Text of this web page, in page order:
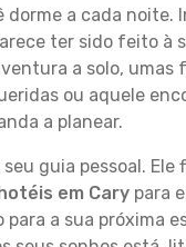
dorme a cada noite.
ter sido feito à
a solo, umas
ou aquele
a planear.
seu guia pessoal. Ele
em Cary para
a sua próxima